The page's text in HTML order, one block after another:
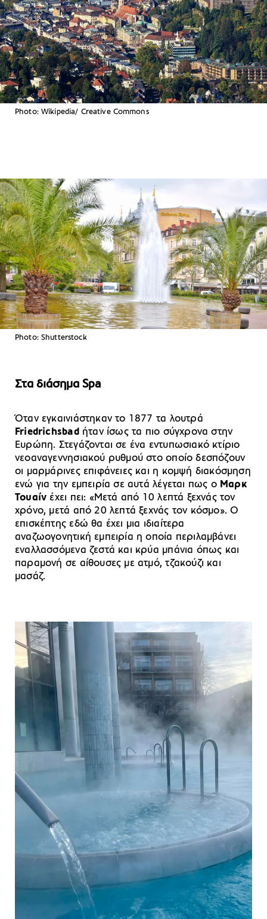
Photo: Wikipedia/ Creative Commons
Photo: Shutterstock
Στα διάσημα Spa
Όταν εγκαινιάστηκαν το 1877 τα λουτρά
Friedrichsbadήταν ίσως τα πιο σύγχρονα στην
Ευρώπη. Στεγάζονται σε ένα εντυπωσιακό κτίριο
νεοαναγεννησιακού ρυθμού στο οποίο δεσπόζουν
οι μαρμάρινες επιφάνειες και η κομψή διακόσμηση
ενώ για την εμπειρία σε αυτά λέγεται πως οΜαρκ
Τουαίν έχει πει: «Μετά από 10 λεπτά ξεχνάς τον
χρόνο, μετά από 20 λεπτά ξεχνάς τον κόσμο». Ο
επισκέπτης εδώ θα έχει μια ιδιαίτερα
αναζωογονητική εμπειρία η οποία περιλαμβάνει
εναλλασσόμενα ζεστά και κρύα μπάνια όπως και
παραμονή σε αίθουσες με ατμό, τζακούζι και
μασάζ.